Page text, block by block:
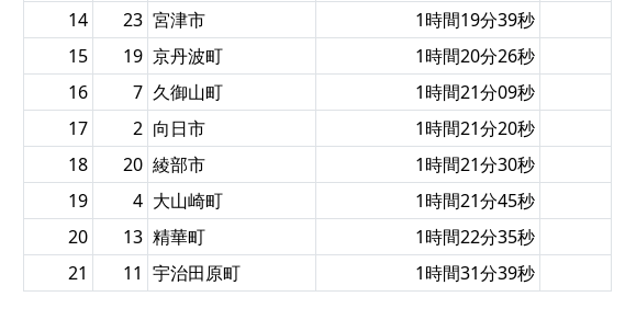
14
23 宮津市
1時間19分39秒
15
19 京丹波町
1時間20分26秒
16
7 久御山町
1時間21分09秒
17
2 向日市
1時間21分20秒
18
20 綾部市
1時間21分30秒
19
4 大山崎町
1時間21分45秒
20
13 精華町
1時間22分35秒
21
11 宇治田原町 1時間31分39秒